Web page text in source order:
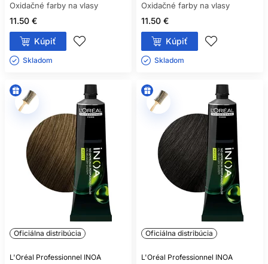
Oxidačné farby na vlasy
11.50 €
Kúpiť
Skladom ㅤ
Oxidačné farby na vlasy
11.50 €
Kúpiť
Skladom ㅤ
Oficiálna distribúcia
L'Oréal Professionnel INOA
Oficiálna distribúcia
L'Oréal Professionnel INOA